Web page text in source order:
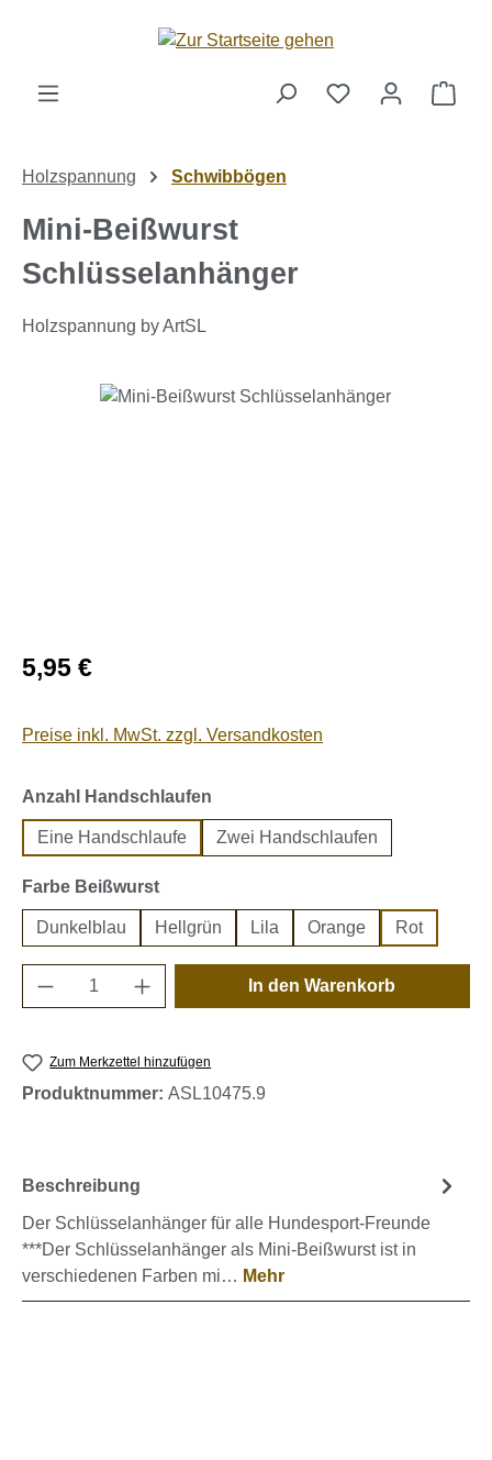
Zum Hauptinhalt springen
Holzspannung Schwibbögen
Mini-Beißwurst
Schlüsselanhänger
Holzspannung by ArtSL
Bildergalerie überspringen
Regulärer Preis:
5,95 €
Preise inkl. MwSt. zzgl. Versandkosten
Anzahl Handschlaufen
Eine Handschlaufe Zwei Handschlaufen
Farbe Beißwurstauswählen
Dunkelblau Hellgrün Lila Orange Rot
Produkt Anzahl: Gib den gewünschten
In den Warenkorb
Zum Merkzettel hinzufügen
Produktnummer: ASL10475.9
Beschreibung
Der Schlüsselanhänger für alle Hundesport-Freunde
***Der Schlüsselanhänger als Mini-Beißwurst ist in
verschiedenen Farben mi… Mehr